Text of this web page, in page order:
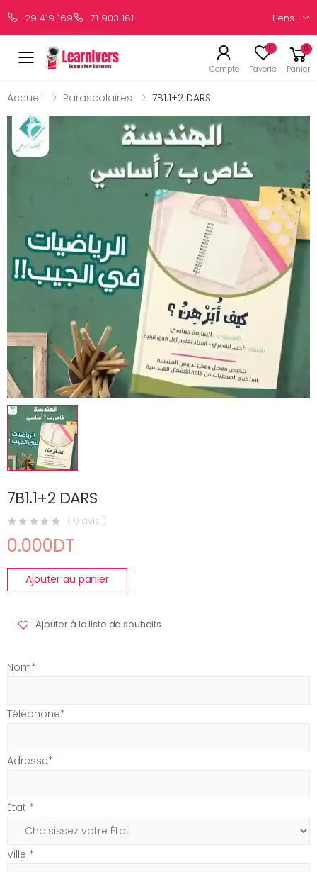
29 419 169 71 903 181 Liens
Compte
0
Favoris
0
Panier
Accueil Parascolaires 7B1.1+2 DARS
7B1.1+2 DARS
( 0 avis )
0.000DT
Ajouter au panier
Ajouter à la liste de souhaits
Nom*
Téléphone*
Adresse*
État *
Ville *